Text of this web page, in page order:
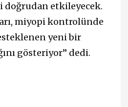
doğrudan etkileyecek.
miyopi kontrolünde
yeni bir
gösteriyor” dedi.